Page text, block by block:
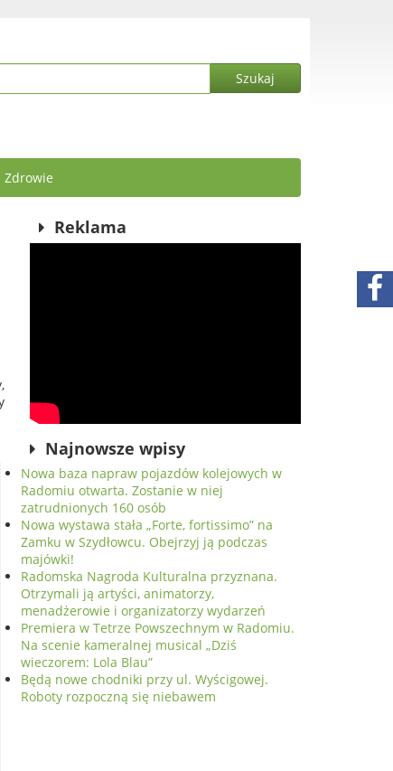
Zdrowie
Reklama
Najnowsze wpisy
Nowa baza napraw pojazdów kolejowych w
Radomiu otwarta. Zostanie w niej
zatrudnionych 160 osób
Nowa wystawa stała „Forte, fortissimo” na
Zamku w Szydłowcu. Obejrzyj ją podczas
majówki!
Radomska Nagroda Kulturalna przyznana.
Otrzymali ją artyści, animatorzy,
menadżerowie i organizatorzy wydarzeń
Premiera w Tetrze Powszechnym w Radomiu.
Na scenie kameralnej musical „Dziś
wieczorem: Lola Blau”
Będą nowe chodniki przy ul. Wyścigowej.
Roboty rozpoczną się niebawem